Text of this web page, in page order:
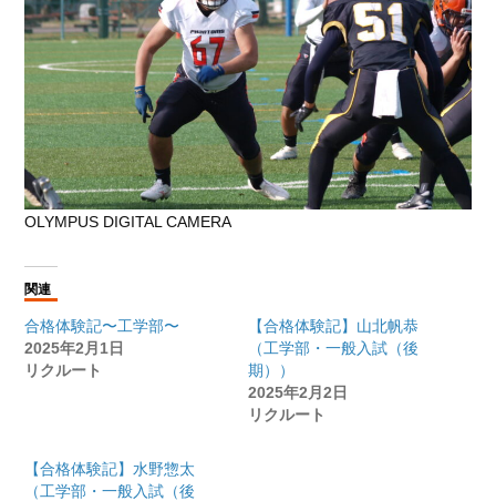
OLYMPUS DIGITAL CAMERA
関連
合格体験記〜工学部〜
2025年2月1日
リクルート
【合格体験記】山北帆恭
（工学部・一般入試（後
期））
2025年2月2日
リクルート
【合格体験記】水野惣太
（工学部・一般入試（後